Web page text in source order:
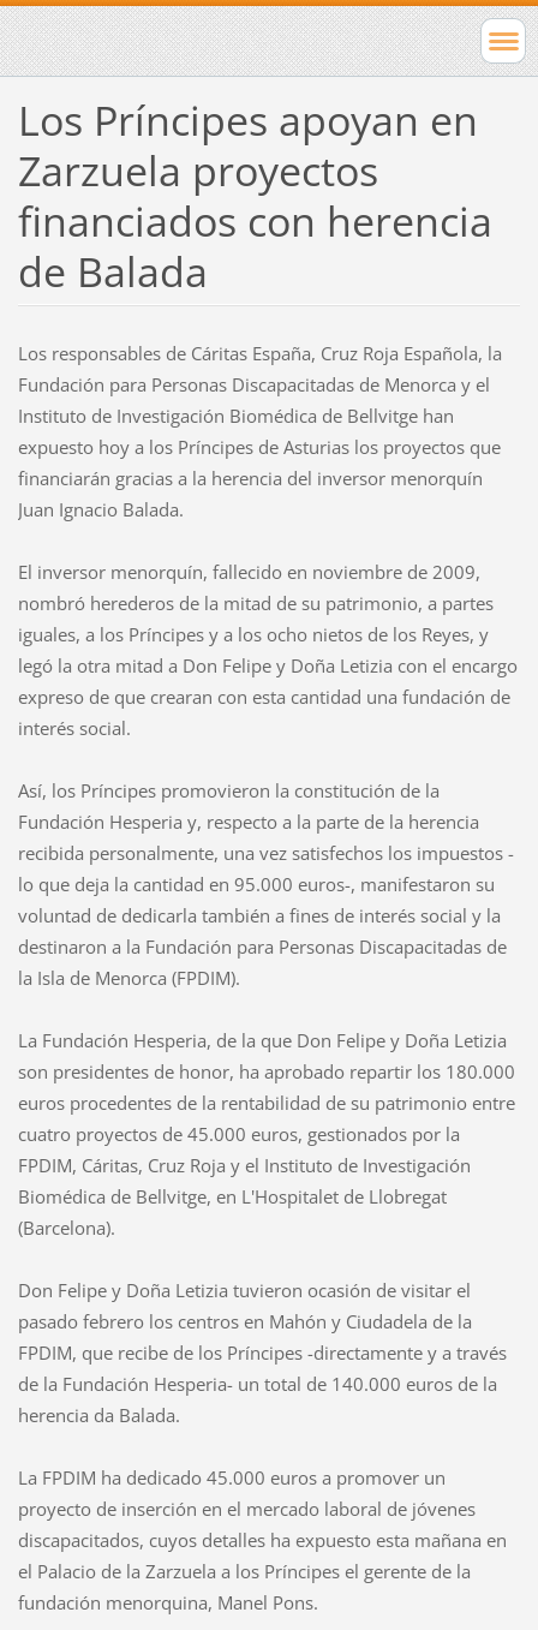
Los Príncipes apoyan en
Zarzuela proyectos
financiados con herencia
de Balada
Los responsables de Cáritas España, Cruz Roja Española, la
Fundación para Personas Discapacitadas de Menorca y el
Instituto de Investigación Biomédica de Bellvitge han
expuesto hoy a los Príncipes de Asturias los proyectos que
financiarán gracias a la herencia del inversor menorquín
Juan Ignacio Balada.
El inversor menorquín, fallecido en noviembre de 2009,
nombró herederos de la mitad de su patrimonio, a partes
iguales, a los Príncipes y a los ocho nietos de los Reyes, y
legó la otra mitad a Don Felipe y Doña Letizia con el encargo
expreso de que crearan con esta cantidad una fundación de
interés social.
Así, los Príncipes promovieron la constitución de la
Fundación Hesperia y, respecto a la parte de la herencia
recibida personalmente, una vez satisfechos los impuestos -
lo que deja la cantidad en 95.000 euros-, manifestaron su
voluntad de dedicarla también a fines de interés social y la
destinaron a la Fundación para Personas Discapacitadas de
la Isla de Menorca (FPDIM).
La Fundación Hesperia, de la que Don Felipe y Doña Letizia
son presidentes de honor, ha aprobado repartir los 180.000
euros procedentes de la rentabilidad de su patrimonio entre
cuatro proyectos de 45.000 euros, gestionados por la
FPDIM, Cáritas, Cruz Roja y el Instituto de Investigación
Biomédica de Bellvitge, en L'Hospitalet de Llobregat
(Barcelona).
Don Felipe y Doña Letizia tuvieron ocasión de visitar el
pasado febrero los centros en Mahón y Ciudadela de la
FPDIM, que recibe de los Príncipes -directamente y a través
de la Fundación Hesperia- un total de 140.000 euros de la
herencia da Balada.
La FPDIM ha dedicado 45.000 euros a promover un
proyecto de inserción en el mercado laboral de jóvenes
discapacitados, cuyos detalles ha expuesto esta mañana en
el Palacio de la Zarzuela a los Príncipes el gerente de la
fundación menorquina, Manel Pons.